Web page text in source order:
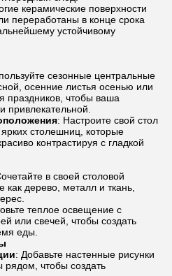
керамические поверхности
переработаны в конце срока
устойчивому
сезонные центральные
осенние листья осенью или
праздников, чтобы ваша
привлекательной.
: Настроите свой стол
столешниц, которые
контрастируя с гладкой
в своей столовой
дерево, металл и ткань,
теплое освещение с
или свечей, чтобы создать
еды.
: Добавьте настенные рисунки
рядом, чтобы создать